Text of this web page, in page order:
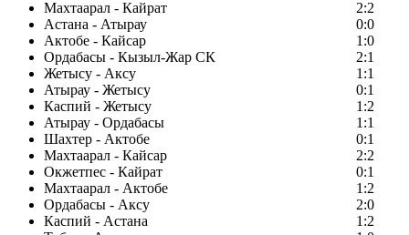
Махтаарал - Кайрат
2:2
Астана - Атырау
0:0
Актобе - Кайсар
1:0
Ордабасы - Кызыл-Жар СК
2:1
Жетысу - Аксу
1:1
Атырау - Жетысу
0:1
Каспий - Жетысу
1:2
Атырау - Ордабасы
1:1
Шахтер - Актобе
0:1
Махтаарал - Кайсар
2:2
Окжетпес - Кайрат
0:1
Махтаарал - Актобе
1:2
Ордабасы - Аксу
2:0
Каспий - Астана
1:2